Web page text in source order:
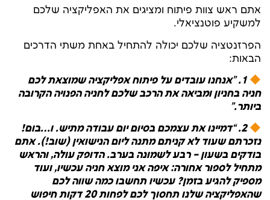
אתם ראש צוות פיתוח ומציגים את האפליקציה שלכם
למשקיע פוטנציאלי.
הפרזנטציה שלכם יכולה להתחיל באחת משתי הדרכים
הבאות:
1. "אנחנו עובדים על פיתוח אפליקציה שמוצאת לכם
חניה בחניון ומביאה את הרכב שלכם לחניה הפנויה הקרובה
ביותר.”
2. “דמיינו את עצמכם בסיום יום עבודה מתיש. ו…בום!
נזכרתם שעוד לא קניתם מתנה ליום הנישואין (שוב!). אתם
בודקים בשעון – רבע לשמונה בערב. הדופק עולה, והראש
מתחיל לספור אחורה: איפה אני מוצא חניה עכשיו, ועוד
מספיק להגיע בזמן? עכשיו תחשבו כמה שווה לכם
שהאפליקציה שלנו תחסוך לכם לפחות 20 דקות חיפוש